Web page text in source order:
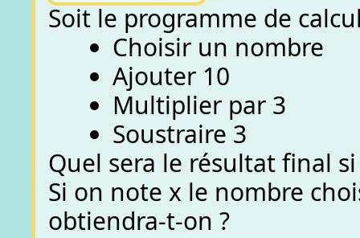
Soit le programme de
Choisir un nombre
Ajouter 10
Multiplier par 3
Soustraire 3
Quel sera le résultat final
Si on note x le nombre
obtiendra-t-on ?